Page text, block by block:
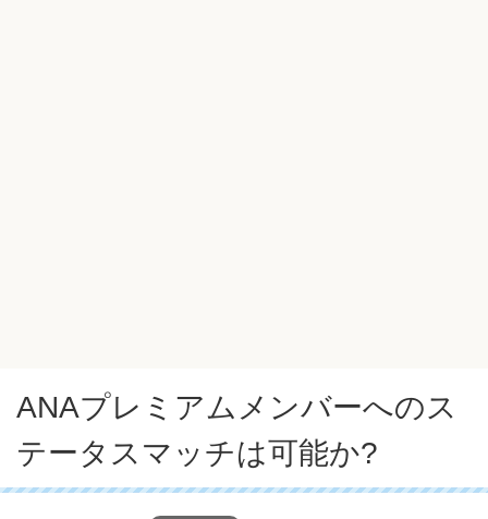
ANAプレミアムメンバーへのス
テータスマッチは可能か?